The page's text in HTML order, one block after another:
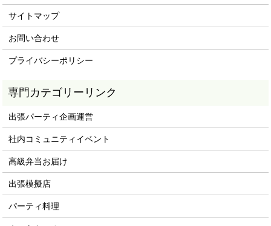
サイトマップ
お問い合わせ
プライバシーポリシー
専門カテゴリーリンク
出張パーティ企画運営
社内コミュニティイベント
高級弁当お届け
出張模擬店
パーティ料理